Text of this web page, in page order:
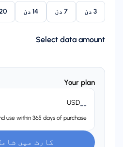
3 دن 7 دن 14 دن 20
Select data amount
Your plan
--
USD
use within 365 days of purchase.
کارٹ میں